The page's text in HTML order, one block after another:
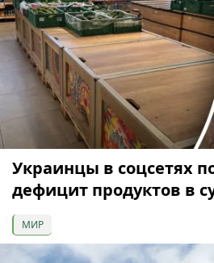
Украинцы в соцсетях
дефицит продуктов в
МИР